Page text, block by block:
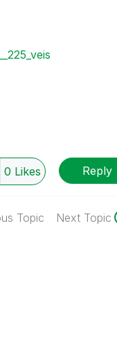
0 Likes Reply
Topic Next Topic